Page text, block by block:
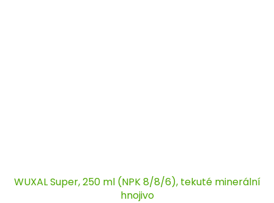
WUXAL Super, 250 ml (NPK 8/8/6), tekuté minerální
hnojivo